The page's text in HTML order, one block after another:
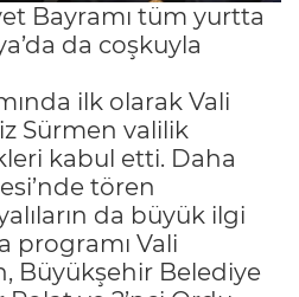
Bayramı tüm yurtta
da coşkuyla
ilk olarak Vali
Sürmen valilik
kabul etti. Daha
tören
da büyük ilgi
programı Vali
Büyükşehir Belediye